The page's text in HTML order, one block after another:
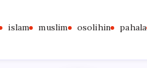
islam muslim osolihin pahala